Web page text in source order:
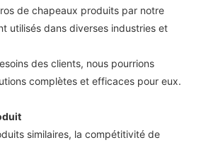
de chapeaux produits par notre
utilisés dans diverses industries et
des clients, nous pourrions
complètes et efficaces pour eux.
similaires, la compétitivité de